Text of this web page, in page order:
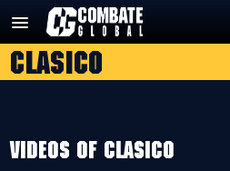
contenido
clasico
Videos of clasico